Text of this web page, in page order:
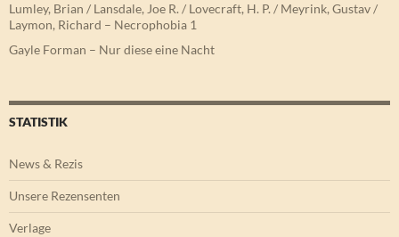
Lumley, Brian / Lansdale, Joe R. / Lovecraft, H. P. / Meyrink, Gustav /
Laymon, Richard – Necrophobia 1
Gayle Forman – Nur diese eine Nacht
STATISTIK
News & Rezis
Unsere Rezensenten
Verlage